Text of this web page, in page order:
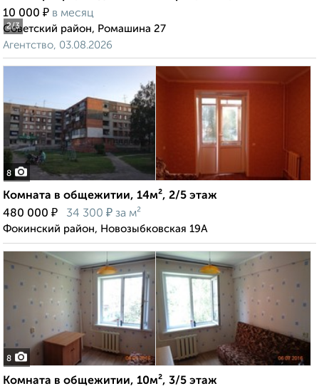
2/3
10 000 ₽ в месяц
Советский район, Ромашина 27
Агентство, 03.08.2026
8
Комната в общежитии, 14м², 2/5 этаж
480 000 ₽ 34 300 ₽ за м²
Фокинский район, Новозыбковская 19А
8
Комната в общежитии, 10м², 3/5 этаж